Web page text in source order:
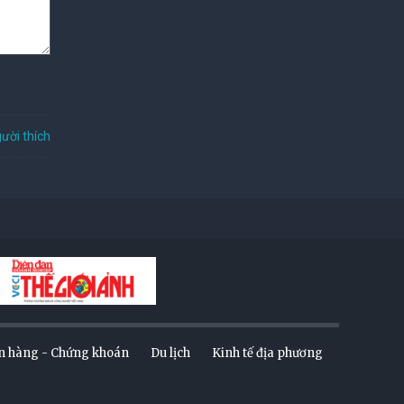
thích
hàng - Chứng khoán Du lịch
Kinh tế địa phương